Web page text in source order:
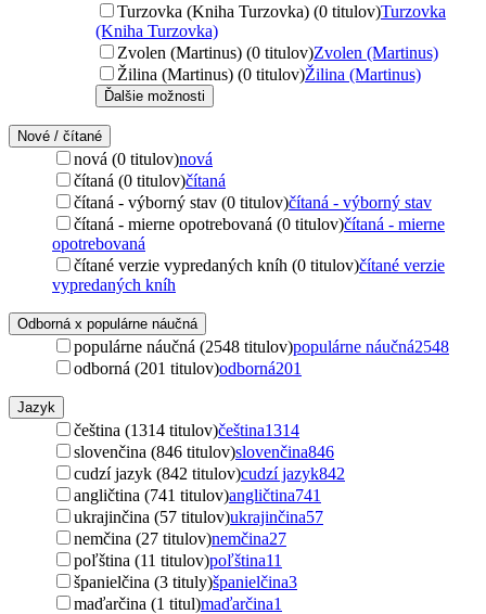
Turzovka (Kniha Turzovka) (0 titulov)Turzovka
(Kniha Turzovka)
Zvolen (Martinus) (0 titulov)Zvolen (Martinus)
Žilina (Martinus) (0 titulov)Žilina (Martinus)
Ďalšie možnosti
Nové / čítané
nová (0 titulov)nová
čítaná (0 titulov)čítaná
čítaná - výborný stav (0 titulov)čítaná - výborný stav
čítaná - mierne opotrebovaná (0 titulov)čítaná - mierne
opotrebovaná
čítané verzie vypredaných kníh (0 titulov)čítané verzie
vypredaných kníh
Odborná x populárne náučná
populárne náučná (2548 titulov)populárne náučná2548
odborná (201 titulov)odborná201
Jazyk
čeština (1314 titulov)čeština1314
slovenčina (846 titulov)slovenčina846
cudzí jazyk (842 titulov)cudzí jazyk842
angličtina (741 titulov)angličtina741
ukrajinčina (57 titulov)ukrajinčina57
nemčina (27 titulov)nemčina27
poľština (11 titulov)poľština11
španielčina (3 tituly)španielčina3
maďarčina (1 titul)maďarčina1